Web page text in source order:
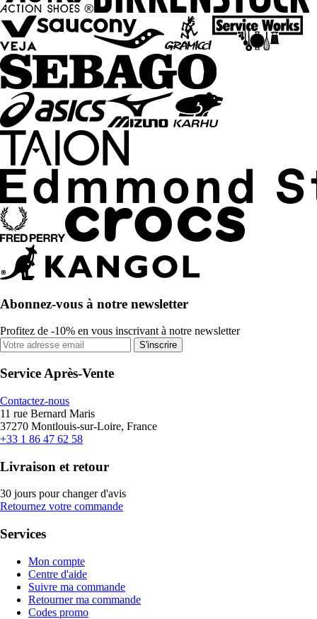
Abonnez-vous à notre newsletter
Profitez de -10% en vous inscrivant à notre newsletter
S'inscrire
Service Après-Vente
Contactez-nous
11 rue Bernard Maris
37270 Montlouis-sur-Loire, France
+33 1 86 47 62 58
Livraison et retour
30 jours pour changer d'avis
Retournez votre commande
Services
Mon compte
Centre d'aide
Suivre ma commande
Retourner ma commande
Codes promo